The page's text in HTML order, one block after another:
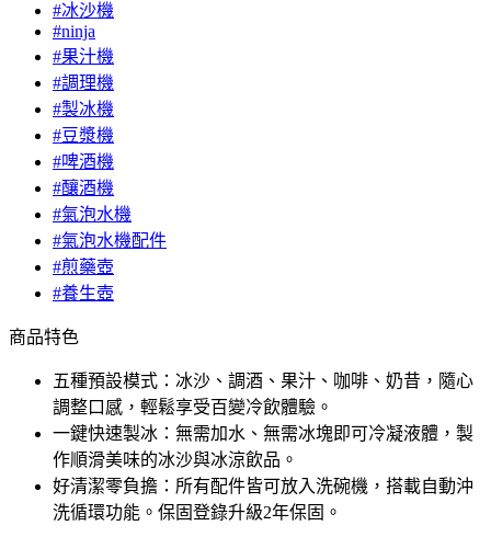
#冰沙機
#ninja
#果汁機
#調理機
#製冰機
#豆漿機
#啤酒機
#釀酒機
#氣泡水機
#氣泡水機配件
#煎藥壺
#養生壺
商品特色
五種預設模式：冰沙、調酒、果汁、咖啡、奶昔，隨心
調整口感，輕鬆享受百變冷飲體驗。
一鍵快速製冰：無需加水、無需冰塊即可冷凝液體，製
作順滑美味的冰沙與冰涼飲品。
好清潔零負擔：所有配件皆可放入洗碗機，搭載自動沖
洗循環功能。保固登錄升級2年保固。